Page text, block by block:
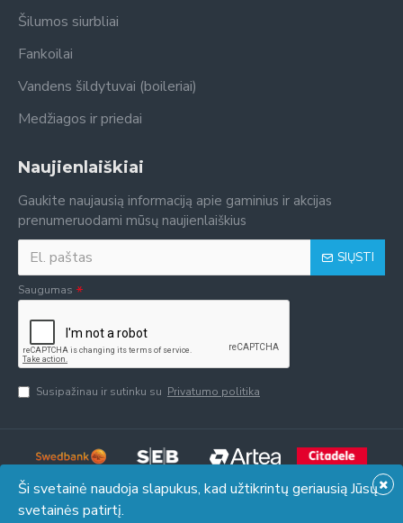
Šilumos siurbliai
Fankoilai
Vandens šildytuvai (boileriai)
Medžiagos ir priedai
Naujienlaiškiai
Gaukite naujausią informaciją apie gaminius ir akcijas
prenumeruodami mūsų naujienlaiškius
SIŲSTI
Saugumas
Susipažinau ir sutinku su Privatumo politika
Ši svetainė naudoja slapukus, kad užtikrintų geriausią Jūsų
svetainės patirtį.